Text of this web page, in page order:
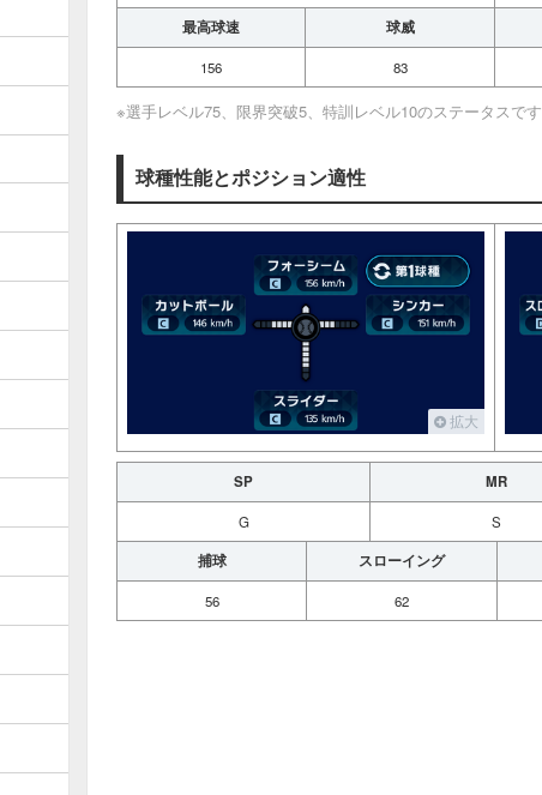
最高球速 球威
156 83
※選手レベル75、限界突破5、特訓レベル10のステータスです
球種性能とポジション適性
拡大
SP MR
G S
捕球 スローイング
56 62